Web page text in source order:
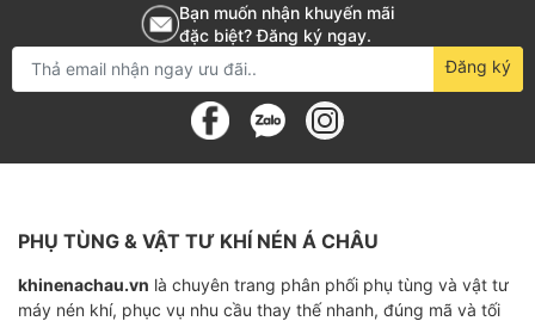
Bạn muốn nhận khuyến mãi
đặc biệt? Đăng ký ngay.
Đăng ký
PHỤ TÙNG & VẬT TƯ KHÍ NÉN Á CHÂU
khinenachau.vn là chuyên trang phân phối phụ tùng và vật tư
máy nén khí, phục vụ nhu cầu thay thế nhanh, đúng mã và tối